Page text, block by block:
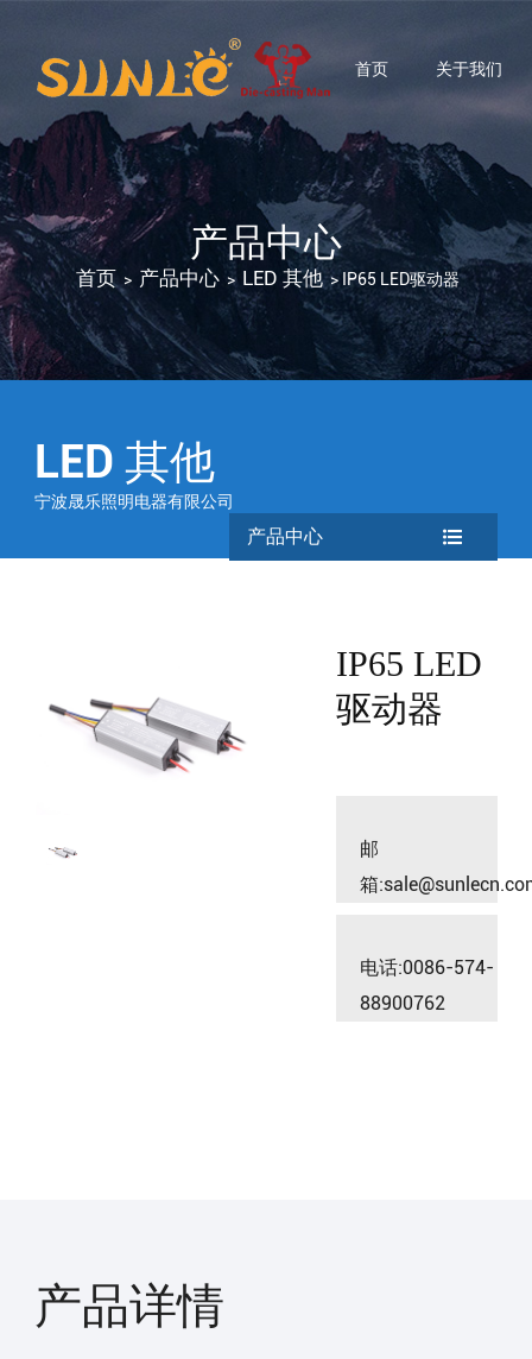
首页 关于我们
产品中心
首页 > 产品中心 > LED 其他> IP65 LED驱动器
LED 其他
宁波晟乐照明电器有限公司
产品中心
IP65 LED
驱动器
邮
箱
电话:0086-574-
88900762
产品详情